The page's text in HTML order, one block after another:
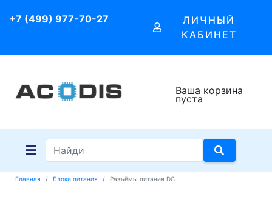
+7 (499) 977-70-27
ЛИЧНЫЙ
КАБИНЕТ
Ваша корзина
пуста
Главная Блоки питания Разъёмы питания DC